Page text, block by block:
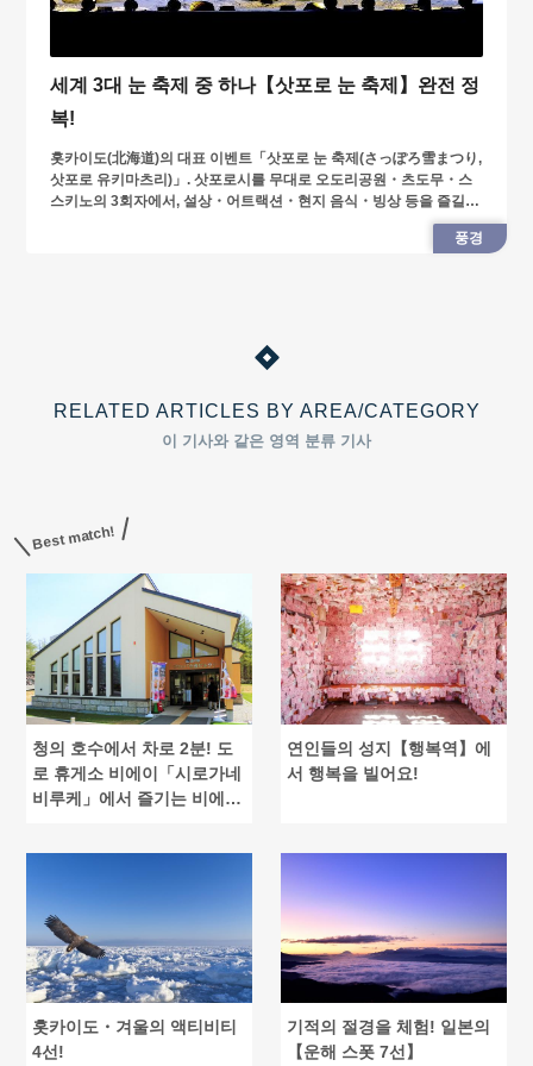
세계 3대 눈 축제 중 하나【삿포로 눈 축제】완전 정
복!
홋카이도(北海道)의 대표 이벤트「삿포로 눈 축제(さっぽろ雪まつり,
삿포로 유키마츠리)」. 삿포로시를 무대로 오도리공원・츠도무・스
스키노의 3회자에서, 설상・어트랙션・현지 음식・빙상 등을 즐길
풍경
RELATED ARTICLES BY AREA/CATEGORY
이 기사와 같은 영역 분류 기사
Best match!
청의 호수에서 차로 2분! 도
로 휴게소 비에이「시로가네
비루케」에서 즐기는 비에
연인들의 성지【행복역】에
서 행복을 빌어요!
홋카이도・겨울의 액티비티
4선!
기적의 절경을 체험! 일본의
【운해 스폿 7선】